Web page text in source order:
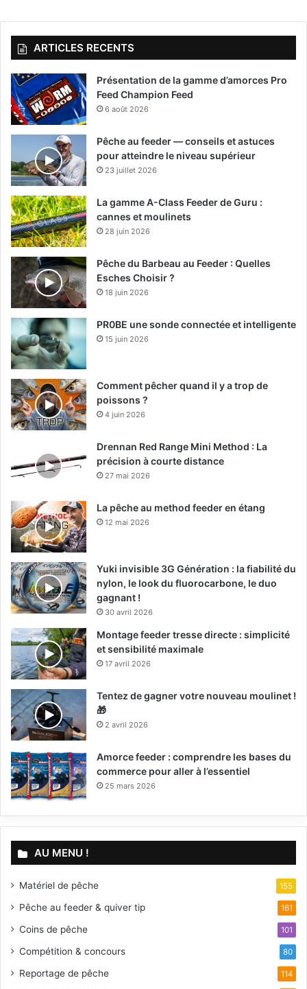
ARTICLES RECENTS
Présentation de la gamme d’amorces Pro
Feed Champion Feed
6 août 2026
Pêche au feeder — conseils et astuces
pour atteindre le niveau supérieur
23 juillet 2026
La gamme A-Class Feeder de Guru :
cannes et moulinets
28 juin 2026
Pêche du Barbeau au Feeder : Quelles
Esches Choisir ?
18 juin 2026
PR0BE une sonde connectée et intelligente
15 juin 2026
Comment pêcher quand il y a trop de
poissons ?
4 juin 2026
Drennan Red Range Mini Method : La
précision à courte distance
27 mai 2026
La pêche au method feeder en étang
12 mai 2026
Yuki invisible 3G Génération : la fiabilité du
nylon, le look du fluorocarbone, le duo
gagnant !
30 avril 2026
Montage feeder tresse directe : simplicité
et sensibilité maximale
17 avril 2026
Tentez de gagner votre nouveau moulinet !
🎁
2 avril 2026
Amorce feeder : comprendre les bases du
commerce pour aller à l’essentiel
25 mars 2026
AU MENU !
Matériel de pêche 155
Pêche au feeder & quiver tip 161
Coins de pêche 101
Compétition & concours 80
Reportage de pêche 114